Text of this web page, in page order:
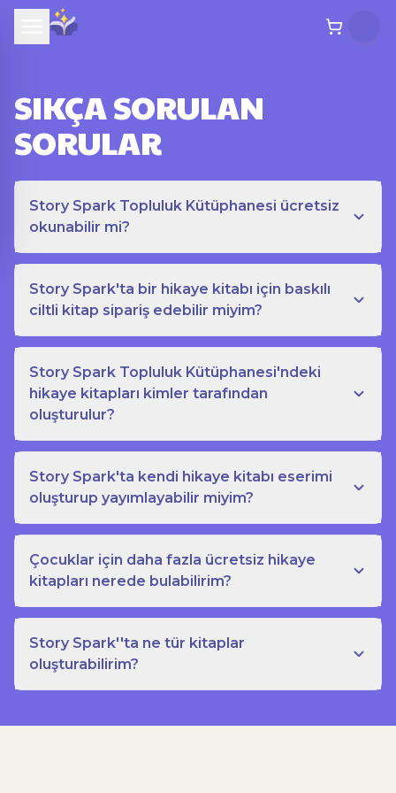
SIKÇA SORULAN
SORULAR
Story Spark Topluluk Kütüphanesi ücretsiz
okunabilir mi?
Story Spark'ta bir hikaye kitabı için baskılı
ciltli kitap sipariş edebilir miyim?
Story Spark Topluluk Kütüphanesi'ndeki
hikaye kitapları kimler tarafından
oluşturulur?
Story Spark'ta kendi hikaye kitabı eserimi
oluşturup yayımlayabilir miyim?
Çocuklar için daha fazla ücretsiz hikaye
kitapları nerede bulabilirim?
Story Spark''ta ne tür kitaplar
oluşturabilirim?